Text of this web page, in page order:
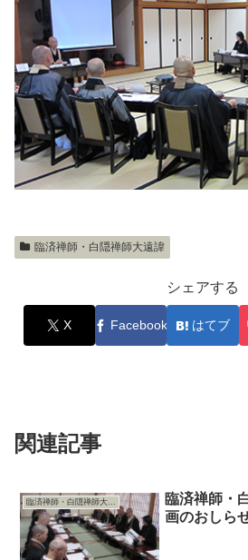
臨済禅師・白隠禅師大遠諱
シェアする
X Facebook はてブ
関連記事
臨済禅師・白隠禅師大遠諱
臨済禅師・
画のおしら